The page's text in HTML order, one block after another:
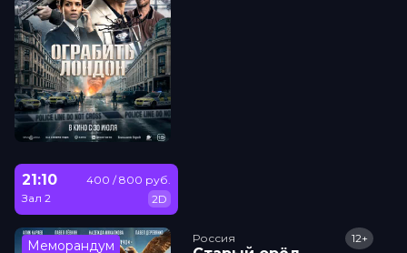
21:10
Зал 2
400 / 800 руб.
2D
Меморандум Россия 12+